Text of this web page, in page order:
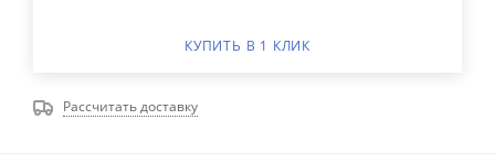
КУПИТЬ В 1 КЛИК
Рассчитать доставку